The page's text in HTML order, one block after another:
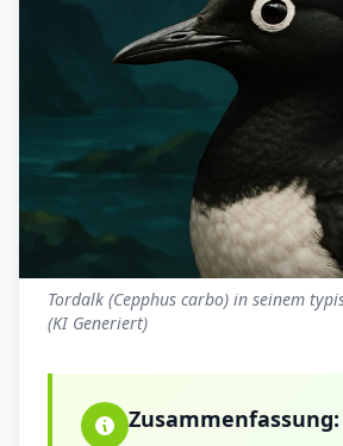
Tordalk (Cepphus carbo) in seinem
(KI Generiert)
Zusammenfassung: